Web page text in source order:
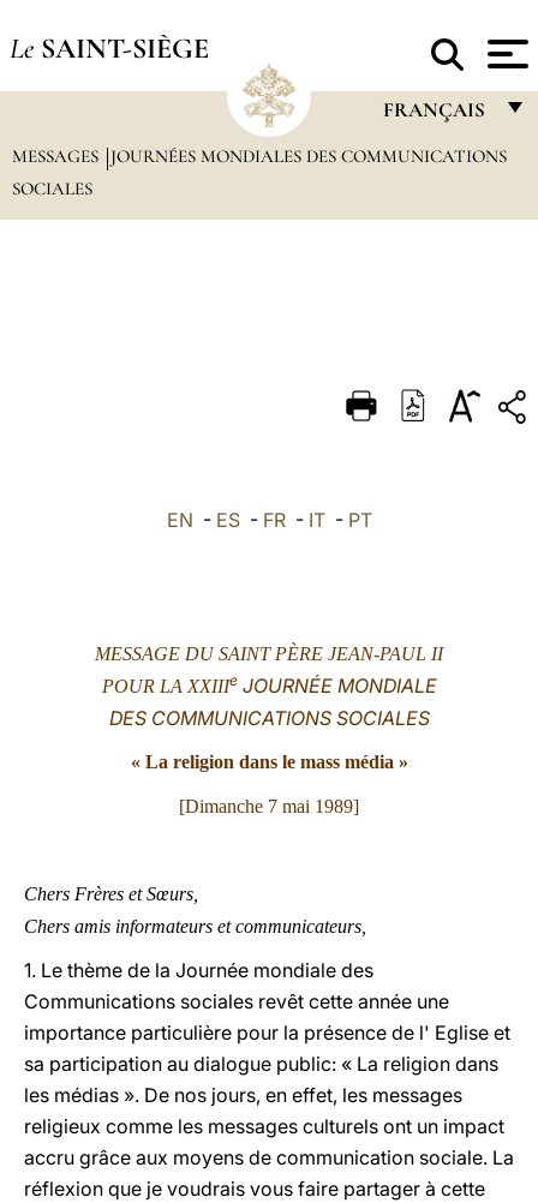
Le SAINT-SIÈGE
FRANÇAIS
FRANÇAIS
DEUTSCH
MESSAGES
JOURNÉES MONDIALES DES COMMUNICATIONS
SOCIALES
EN - ES- FR- IT- PT
MESSAGE DU SAINT PÈRE JEAN-PAUL II
POUR LA XXIIIeJOURNÉE MONDIALE
DES COMMUNICATIONS SOCIALES
« La religion dans le mass média »
[Dimanche 7 mai 1989]
Chers Frères et Sœurs,
Chers amis informateurs et communicateurs,
1. Le thème de la Journée mondiale des
Communications sociales revêt cette année une
importance particulière pour la présence de l' Eglise et
sa participation au dialogue public: « La religion dans
les médias ». De nos jours, en effet, les messages
religieux comme les messages culturels ont un impact
accru grâce aux moyens de communication sociale. La
réflexion que je voudrais vous faire partager à cette